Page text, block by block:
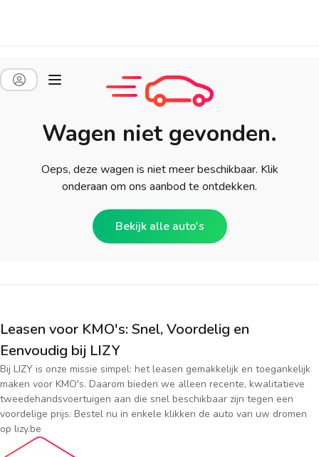
Wagen niet gevonden.
Oeps, deze wagen is niet meer beschikbaar. Klik
onderaan om ons aanbod te ontdekken.
Bekijk alle auto's
Leasen voor KMO's: Snel, Voordelig en
Eenvoudig bij LIZY
Bij LIZY is onze missie simpel: het leasen gemakkelijk en toegankelijk
maken voor KMO's. Daarom bieden we alleen recente, kwalitatieve
tweedehandsvoertuigen aan die snel beschikbaar zijn tegen een
voordelige prijs. Bestel nu in enkele klikken de auto van uw dromen
op lizy.be